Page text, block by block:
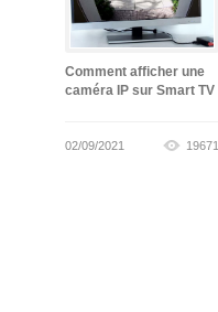
Comment afficher une
caméra IP sur Smart TV
02/09/2021 19671